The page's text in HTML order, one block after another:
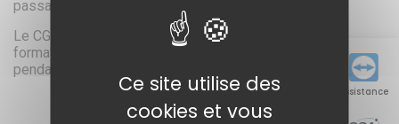
Assistance
passage ou toute la formation ?
Le CGM06 donne la possibilité, aux participants d’une
formation, de revisionner la formation qu’ils ont suivie
pendant 15 jours !
Ce site utilise des
cookies et vous